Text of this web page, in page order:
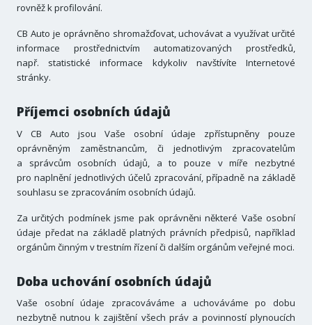
rovněž k profilování.
CB Auto je oprávněno shromažďovat, uchovávat a využívat určité
informace prostřednictvím automatizovaných prostředků,
např. statistické informace kdykoliv navštívíte Internetové
stránky.
Příjemci osobních údajů
V CB Auto jsou Vaše osobní údaje zpřístupněny pouze
oprávněným zaměstnancům, či jednotlivým zpracovatelům
a správcům osobních údajů, a to pouze v míře nezbytné
pro naplnění jednotlivých účelů zpracování, případně na základě
souhlasu se zpracováním osobních údajů.
Za určitých podmínek jsme pak oprávněni některé Vaše osobní
údaje předat na základě platných právních předpisů, například
orgánům činným v trestním řízení či dalším orgánům veřejné moci.
Doba uchování osobních údajů
Vaše osobní údaje zpracováváme a uchováváme po dobu
nezbytně nutnou k zajištění všech práv a povinností plynoucích